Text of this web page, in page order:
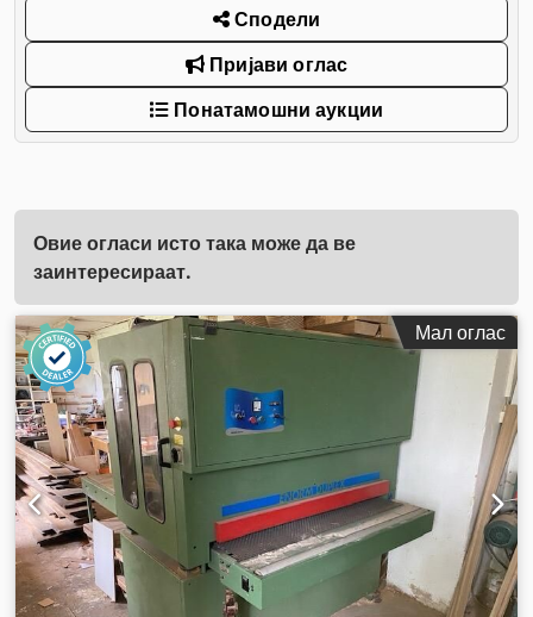
Сподели
Пријави оглас
Понатамошни аукции
Овие огласи исто така може да ве
заинтересираат.
Мал оглас